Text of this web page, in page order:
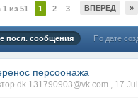
из 51 1 2 3 ВПЕРЕД »
посл. сообщения По дате
персоонажа
dk.131790903@vk.com , 17